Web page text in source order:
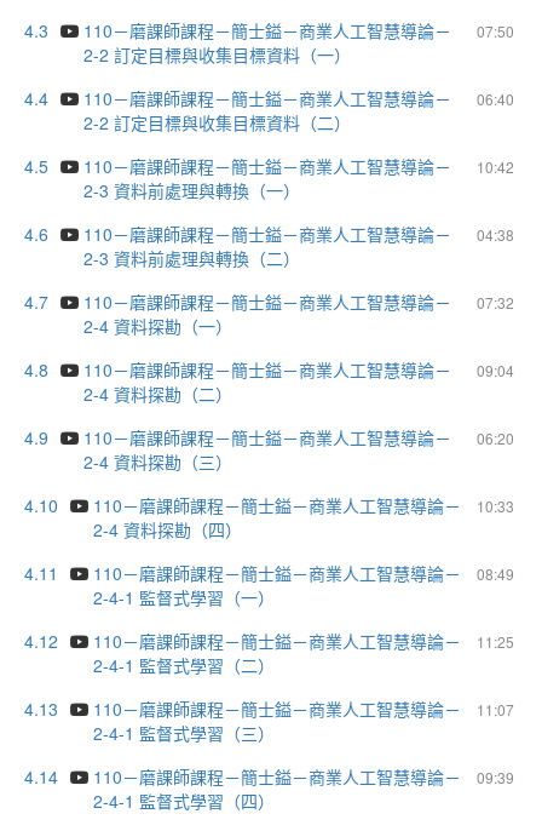
4.3
07:50
110－磨課師課程－簡士鎰－商業人工智慧導論－
2-2 訂定目標與收集目標資料（一）
4.4
06:40
110－磨課師課程－簡士鎰－商業人工智慧導論－
2-2 訂定目標與收集目標資料（二）
4.5
10:42
110－磨課師課程－簡士鎰－商業人工智慧導論－
2-3 資料前處理與轉換（一）
4.6
04:38
110－磨課師課程－簡士鎰－商業人工智慧導論－
2-3 資料前處理與轉換（二）
4.7
07:32
110－磨課師課程－簡士鎰－商業人工智慧導論－
2-4 資料探勘（一）
4.8
09:04
110－磨課師課程－簡士鎰－商業人工智慧導論－
2-4 資料探勘（二）
4.9
06:20
110－磨課師課程－簡士鎰－商業人工智慧導論－
2-4 資料探勘（三）
4.10
10:33
110－磨課師課程－簡士鎰－商業人工智慧導論－
2-4 資料探勘（四）
4.11
08:49
110－磨課師課程－簡士鎰－商業人工智慧導論－
2-4-1 監督式學習（一）
4.12
11:25
110－磨課師課程－簡士鎰－商業人工智慧導論－
2-4-1 監督式學習（二）
4.13
11:07
110－磨課師課程－簡士鎰－商業人工智慧導論－
2-4-1 監督式學習（三）
4.14
09:39
110－磨課師課程－簡士鎰－商業人工智慧導論－
2-4-1 監督式學習（四）